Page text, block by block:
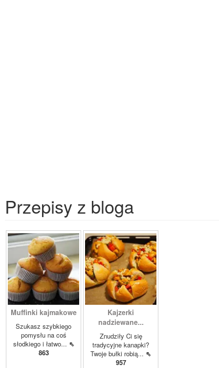
Przepisy z bloga
Muffinki kajmakowe
Szukasz szybkiego
pomysłu na coś
słodkiego i łatwo... ⇖
863
Kajzerki
nadziewane...
Znudziły Ci się
tradycyjne kanapki?
Twoje bułki robią... ⇖
957